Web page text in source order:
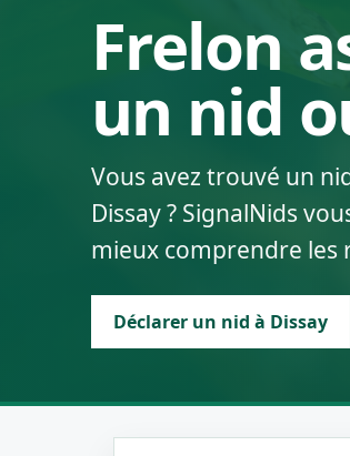
Frelon
un nid
Vous avez trouvé un
Dissay ? SignalNids
mieux comprendre les
Déclarer un nid à Dissay